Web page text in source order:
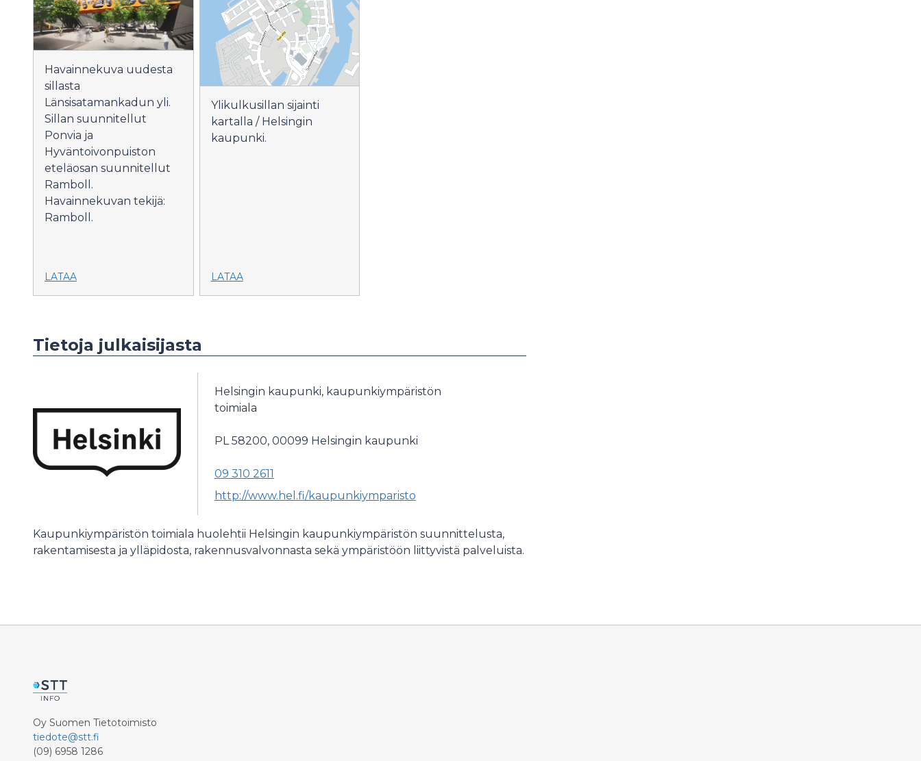
Havainnekuva uudesta
sillasta
Länsisatamankadun yli.
Sillan suunnitellut
Ponvia ja
Hyväntoivonpuiston
eteläosan suunnitellut
Ramboll.
Havainnekuvan tekijä:
Ramboll.
LATAA
Ylikulkusillan sijainti
kartalla / Helsingin
kaupunki.
LATAA
Tietoja julkaisijasta
Helsingin kaupunki, kaupunkiympäristön
toimiala
PL 58200, 00099 Helsingin kaupunki
09 310 2611
http://www.hel.fi/kaupunkiymparisto
Kaupunkiympäristön toimiala huolehtii Helsingin kaupunkiympäristön suunnittelusta,
rakentamisesta ja ylläpidosta, rakennusvalvonnasta sekä ympäristöön liittyvistä palveluista.
Oy Suomen Tietotoimisto
tiedote@stt.fi
(09) 6958 1286